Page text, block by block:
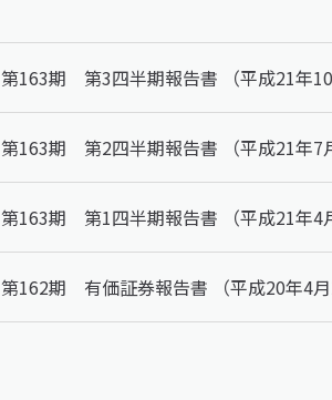
第163期 第3四半期報告書 （平成21年10
第163期 第2四半期報告書 （平成21年7
第163期 第1四半期報告書 （平成21年4
第162期 有価証券報告書 （平成20年4月